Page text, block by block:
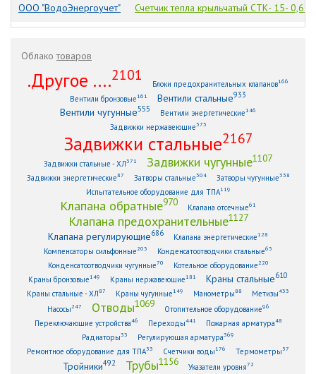
ООО "ВодоЭнергоучет" Счетчик тепла крыльчатый СТК- 15- 0,6
Облакотоваров
.Другое ....2101
Блоки предохранительных клапанов166
Вентили бронзовые161 Вентили стальные933
Вентили чугунные555 Вентили энергетические146
Задвижки нержавеющие373
Задвижки стальные2167
Задвижки стальные - ХЛ371 Задвижки чугунные1107
Задвижки энергетические87 Затворы стальные304 Затворы чугунные338
Испытательное оборудование для ТПА119
Клапана обратные970 Клапана отсечные61
Клапана предохранительные1127
Клапана регулирующие686 Клапана энергетические128
Компенсаторы сильфонные203 Конденсатоотводчики стальные63
Конденсатоотводчики чугунные70 Котельное оборудование220
Краны бронзовые149 Краны нержавеющие181 Краны стальные610
Краны стальные - ХЛ87 Краны чугунные149 Манометры88 Метизы433
Насосы247 Отводы1069 Отопительное оборудование96
Переключающие устройства46 Переходы441 Пожарная арматура48
Радиаторы33 Регулирующая арматура369
Ремонтное оборудование для ТПА53 Счетчики воды176 Термометры 57
Тройники492 Трубы1156 Указатели уровня72